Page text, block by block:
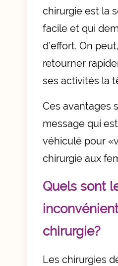
chirurgie est la
facile et qui
d’effort. On
retourner
ses activités la
Ces avantages
message qui
véhiculé pour
chirurgie aux
Quels sont
chirurgie?
Les chirurgies